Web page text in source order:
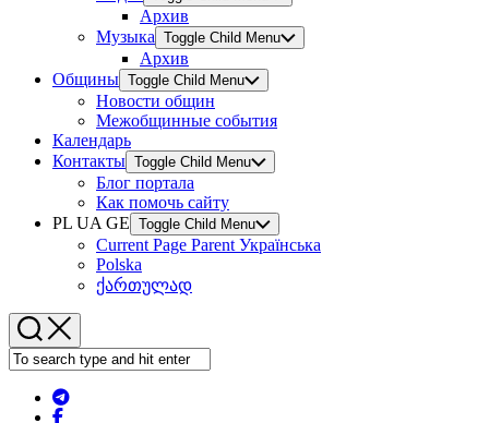
Архив
Музыка Toggle Child Menu
Архив
Общины Toggle Child Menu
Новости общин
Межобщинные события
Календарь
Контакты Toggle Child Menu
Блог портала
Как помочь сайту
PL UA GE Toggle Child Menu
Current Page Parent Українська
Polska
ქართულად